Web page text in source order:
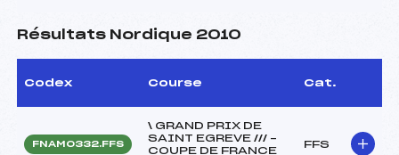
Résultats Nordique 2010
Codex Course Cat.
FNAM0332.FFS
\ GRAND PRIX DE
SAINT EGREVE /// –
COUPE DE FRANCE
FFS